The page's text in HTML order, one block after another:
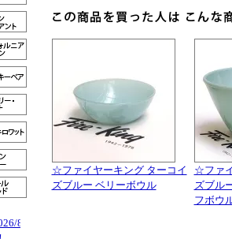
8/1
☆ファイヤーキング ターコイ
ズブルー ベリーボウル
☆ファ
ズブル
フボウ